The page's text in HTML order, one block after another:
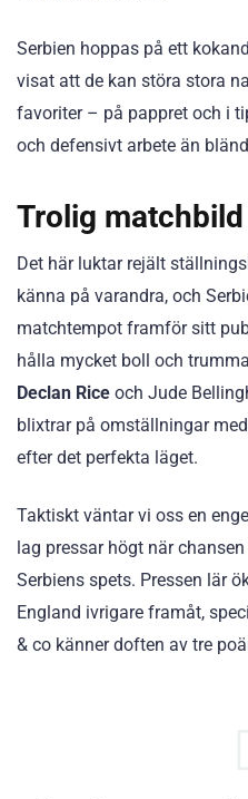
Serbien hoppas på ett
visat att de kan störa stora
favoriter – på pappret och i
och defensivt arbete än
Trolig matchbild
Det här luktar rejält
känna på varandra, och
matchtempot framför sitt
hålla mycket boll och
Declan Rice och Jude
blixtrar på omställningar med
efter det perfekta läget.
Taktiskt väntar vi oss en
lag pressar högt när
Serbiens spets. Pressen lär
England ivrigare framåt,
& co känner doften av tre